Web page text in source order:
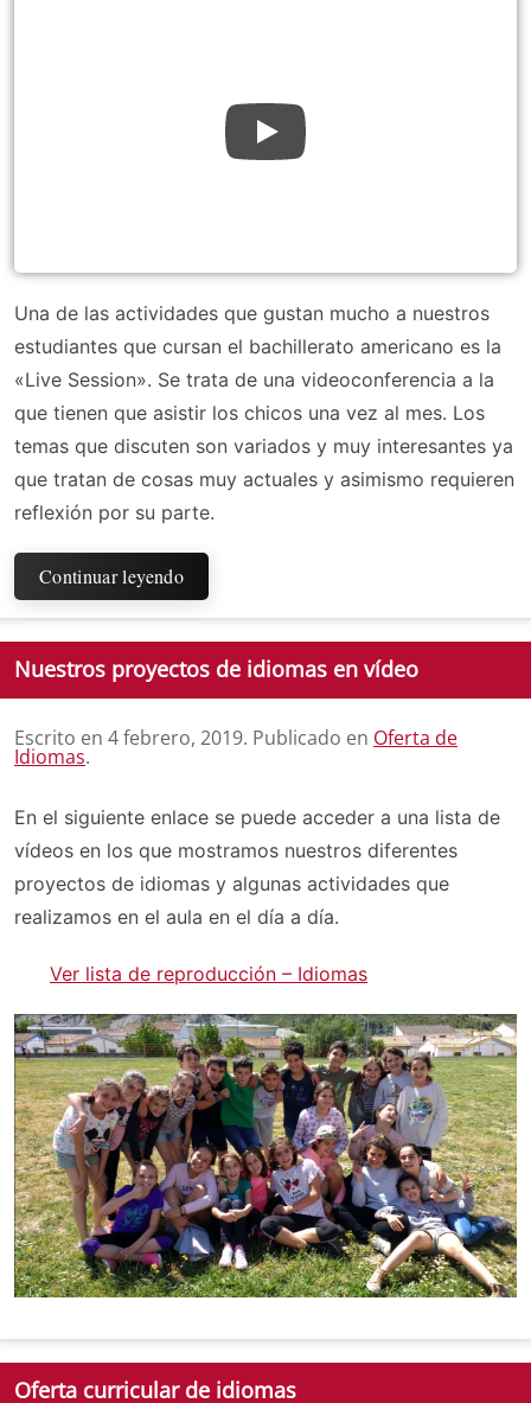
Una de las actividades que gustan mucho a nuestros
estudiantes que cursan el bachillerato americano es la
«Live Session». Se trata de una videoconferencia a la
que tienen que asistir los chicos una vez al mes. Los
temas que discuten son variados y muy interesantes ya
que tratan de cosas muy actuales y asimismo requieren
reflexión por su parte.
Continuar leyendo
Nuestros proyectos de idiomas en vídeo
Escrito en 4 febrero, 2019. Publicado en Oferta de
Idiomas.
En el siguiente enlace se puede acceder a una lista de
vídeos en los que mostramos nuestros diferentes
proyectos de idiomas y algunas actividades que
realizamos en el aula en el día a día.
Ver lista de reproducción – Idiomas
Oferta curricular de idiomas